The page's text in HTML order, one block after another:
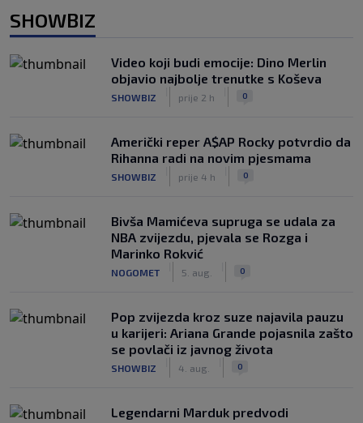
SHOWBIZ
Video koji budi emocije: Dino Merlin
objavio najbolje trenutke s Koševa
SHOWBIZ prije 2 h 0
Američki reper A$AP Rocky potvrdio da
Rihanna radi na novim pjesmama
SHOWBIZ prije 4 h 0
Bivša Mamićeva supruga se udala za
NBA zvijezdu, pjevala se Rozga i
Marinko Rokvić
NOGOMET 5. aug. 0
Pop zvijezda kroz suze najavila pauzu
u karijeri: Ariana Grande pojasnila zašto
se povlači iz javnog života
SHOWBIZ 4. aug. 0
Legendarni Marduk predvodi